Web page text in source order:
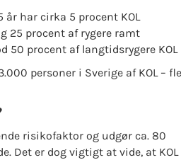
år har cirka 5 procent KOL
25 procent af rygere ramt
50 procent af langtidsrygere KOL
personer i Sverige af KOL –
risikofaktor og udgør ca. 80
Det er dog vigtigt at vide, at KOL